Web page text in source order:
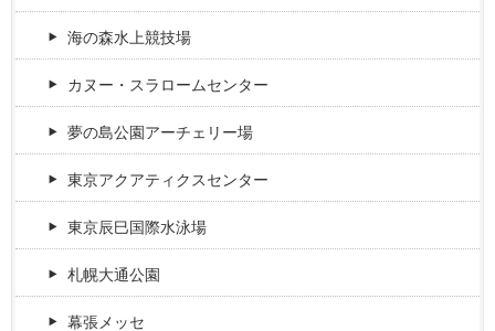
海の森水上競技場
カヌー・スラロームセンター
夢の島公園アーチェリー場
東京アクアティクスセンター
東京辰巳国際水泳場
札幌大通公園
幕張メッセ